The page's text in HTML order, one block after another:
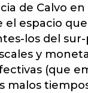
de Calvo
espacio
los del sur-
y
(que
malos